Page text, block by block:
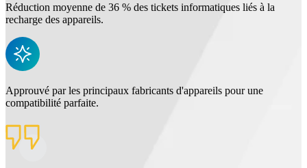
Réduction moyenne de 36 % des tickets informatiques liés à la
recharge des appareils.
Approuvé par les principaux fabricants d'appareils pour une
compatibilité parfaite.